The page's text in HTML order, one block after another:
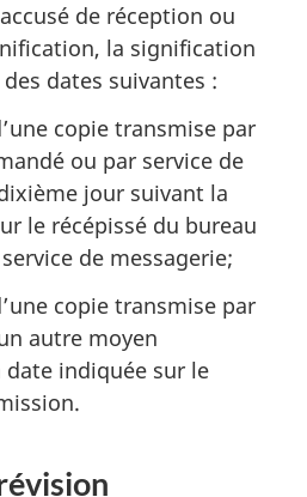
de réception ou
la signification
dates suivantes :
copie transmise par
ou par service de
jour suivant la
le récépissé du bureau
de messagerie;
copie transmise par
autre moyen
indiquée sur le